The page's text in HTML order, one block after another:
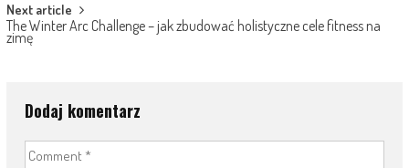
Next article
The Winter Arc Challenge – jak zbudować holistyczne cele fitness na
zimę
Dodaj komentarz